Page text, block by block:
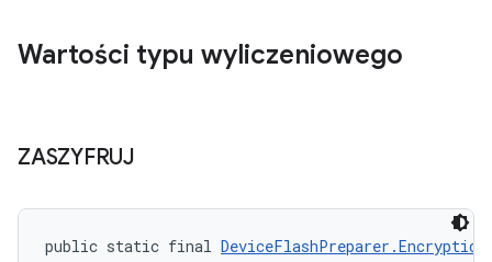
Wartości typu wyliczeniowego
ZASZYFRUJ
public static final